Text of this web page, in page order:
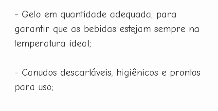
- Gelo em quantidade adequada, para
garantir que as bebidas estejam sempre na
temperatura ideal;
- Canudos descartáveis, higiênicos e prontos
para uso;